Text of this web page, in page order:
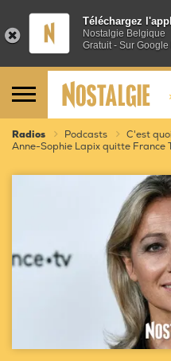
Téléchargez
Nostalgie Belgique
Gratuit - Sur Google
Radios Podcasts
C'est
Anne-Sophie Lapix quitte France